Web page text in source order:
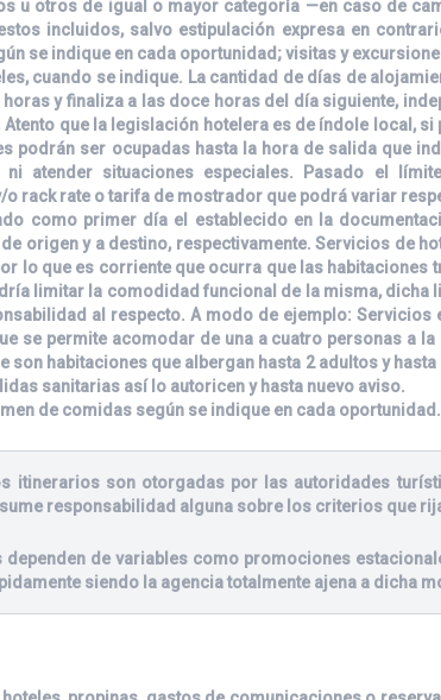
u otros de igual o mayor categoría —en caso de
incluidos, salvo estipulación expresa en
se indique en cada oportunidad; visitas y
cuando se indique. La cantidad de días de
y finaliza a las doce horas del día siguiente,
que la legislación hotelera es de índole local,
podrán ser ocupadas hasta la hora de salida que
atender situaciones especiales. Pasado el
rack rate o tarifa de mostrador que podrá variar
como primer día el establecido en la
origen y a destino, respectivamente. Servicios de
lo que es corriente que ocurra que las habitaciones
limitar la comodidad funcional de la misma, dicha
al respecto. A modo de ejemplo: Servicios
se permite acomodar de una a cuatro personas a
habitaciones que albergan hasta 2 adultos y
sanitarias así lo autoricen y hasta nuevo aviso.
de comidas según se indique en cada
itinerarios son otorgadas por las autoridades
responsabilidad alguna sobre los criterios que
de variables como promociones
siendo la agencia totalmente ajena a dicha